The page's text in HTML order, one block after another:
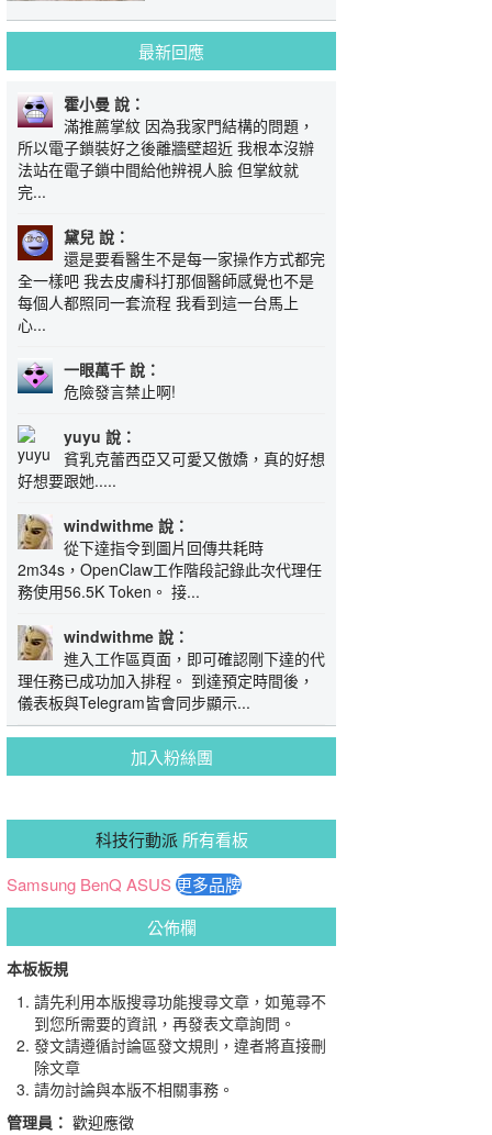
最新回應
霍小曼 說：
滿推薦掌紋 因為我家門結構的問題，
所以電子鎖裝好之後離牆壁超近 我根本沒辦
法站在電子鎖中間給他辨視人臉 但掌紋就
完...
黛兒 說：
還是要看醫生不是每一家操作方式都完
全一樣吧 我去皮膚科打那個醫師感覺也不是
每個人都照同一套流程 我看到這一台馬上
心...
一眼萬千 說：
危險發言禁止啊!
yuyu 說：
貧乳克蕾西亞又可愛又傲嬌，真的好想
好想要跟她.....
windwithme 說：
從下達指令到圖片回傳共耗時
2m34s，OpenClaw工作階段記錄此次代理任
務使用56.5K Token。 接...
windwithme 說：
進入工作區頁面，即可確認剛下達的代
理任務已成功加入排程。 到達預定時間後，
儀表板與Telegram皆會同步顯示...
加入粉絲團
科技行動派 所有看板
Samsung BenQ ASUS更多品牌
公佈欄
本板板規
請先利用本版搜尋功能搜尋文章，如蒐尋不
到您所需要的資訊，再發表文章詢問。
發文請遵循討論區發文規則，違者將直接刪
除文章
請勿討論與本版不相關事務。
管理員： 歡迎應徵